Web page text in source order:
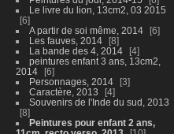
Le livre du lion, 13cm2, 03 2015
6
A partir de soi même, 2014
6
Les fauves, 2014
8
La bande des 4, 2014
4
peintures enfant 3 ans, 13cm2,
2014
6
Personnages, 2014
3
Caractère, 2013
4
Souvenirs de l'Inde du sud, 2013
8
Peintures pour enfant 2 ans,